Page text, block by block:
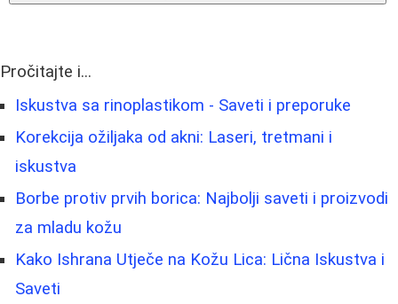
Pročitajte i...
Iskustva sa rinoplastikom - Saveti i preporuke
Korekcija ožiljaka od akni: Laseri, tretmani i
iskustva
Borbe protiv prvih borica: Najbolji saveti i proizvodi
za mladu kožu
Kako Ishrana Utječe na Kožu Lica: Lična Iskustva i
Saveti